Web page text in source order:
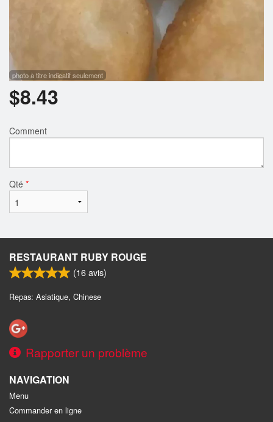
photo à titre indicatif seulement
$8.43
Comment
Qté *
RESTAURANT RUBY ROUGE
(16avis)
Repas: Asiatique, Chinese
Rapporter un problème
NAVIGATION
Menu
Commander en ligne